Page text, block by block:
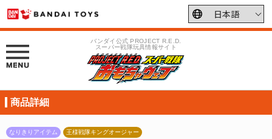
バンダイ公式 PROJECT R.E.D.
スーパー戦隊玩具情報サイト
商品詳細
なりきりアイテム 王様戦隊キングオージャー